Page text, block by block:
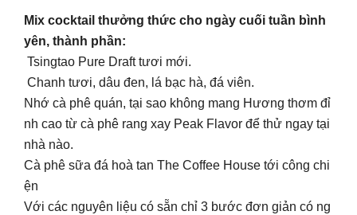
Mix cocktail thưởng thức cho ngày cuối tuần bình
yên, thành phần:
Tsingtao Pure Draft tươi mới.
Chanh tươi, dâu đen, lá bạc hà, đá viên.
Nhớ cà phê quán, tại sao không mang Hương thơm đỉ
nh cao từ cà phê rang xay Peak Flavor để thử ngay tại
nhà nào.
Cà phê sữa đá hoà tan The Coffee House tới công chi
ện
Với các nguyên liệu có sẵn chỉ 3 bước đơn giản có ng